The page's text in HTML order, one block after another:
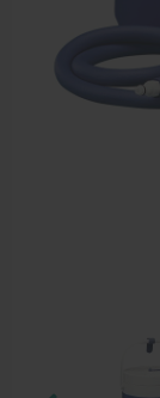
Massagetafels
Sportbraces